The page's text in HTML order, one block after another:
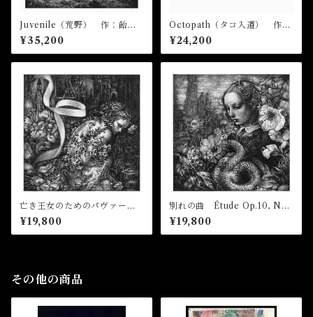
Juvenile（荒野） 作：飴屋
晶貴
¥35,200
Octopath（タコ入道） 作：
飴屋晶貴
¥24,200
亡き王女のためのパヴァー
ヌ Pavane pour une infant
e défunte 作：飴屋晶貴
¥19,800
別れの曲 Étude Op.10, No.
3 作：飴屋晶貴
¥19,800
その他の商品